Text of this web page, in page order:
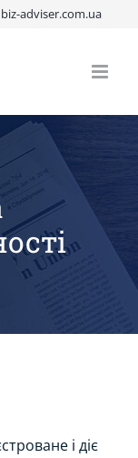
adviser.com.ua
і діє